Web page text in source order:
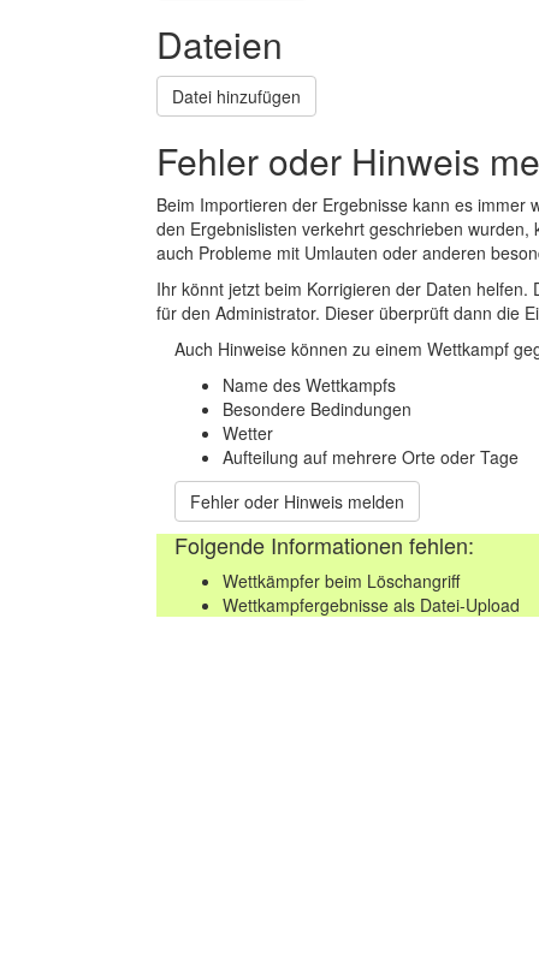
Dateien
Datei hinzufügen
Fehler oder Hinweis
Beim Importieren der Ergebnisse kann es
den Ergebnislisten verkehrt geschrieben
auch Probleme mit Umlauten oder anderen
Ihr könnt jetzt beim Korrigieren der Daten
für den Administrator. Dieser überprüft dann die
Auch Hinweise können zu einem Wettkampf
Name des Wettkampfs
Besondere Bedindungen
Wetter
Aufteilung auf mehrere Orte oder Tage
Fehler oder Hinweis melden
Folgende Informationen fehlen:
Wettkämpfer beim Löschangriff
Wettkampfergebnisse als Datei-Upload